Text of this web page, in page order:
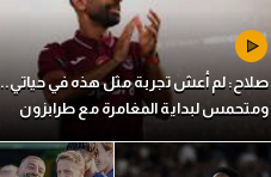
تحليل في الجول
حكايات في الجول
كويز في الجول
فيديو في الجول
صلاح: لم أعش تجربة مثل هذه في حياتي..
ومتحمس لبداية المغامرة مع طرابزون